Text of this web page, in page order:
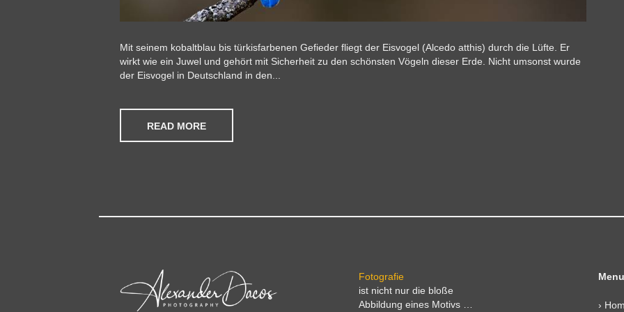
Mit seinem kobaltblau bis türkisfarbenen Gefieder fliegt der Eisvogel (Alcedo atthis) durch die Lüfte. Er
wirkt wie ein Juwel und gehört mit Sicherheit zu den schönsten Vögeln dieser Erde. Nicht umsonst wurde
der Eisvogel in Deutschland in den...
READ MORE
Fotografie
ist nicht nur die bloße
Abbildung eines Motivs …
›